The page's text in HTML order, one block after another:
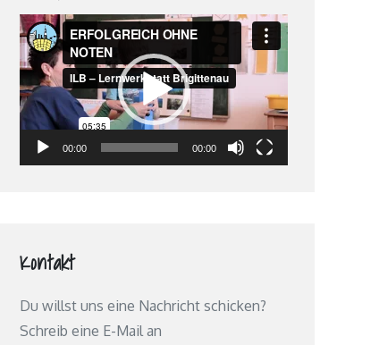
Video-
Player
00:00 00:00
Kontakt
Du willst uns eine Nachricht schicken?
Schreib eine E-Mail an